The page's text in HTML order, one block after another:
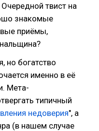
твист на
знакомые
приёмы,
но богатство
именно в её
Мета-
типичный
недоверия", а
(в нашем случае